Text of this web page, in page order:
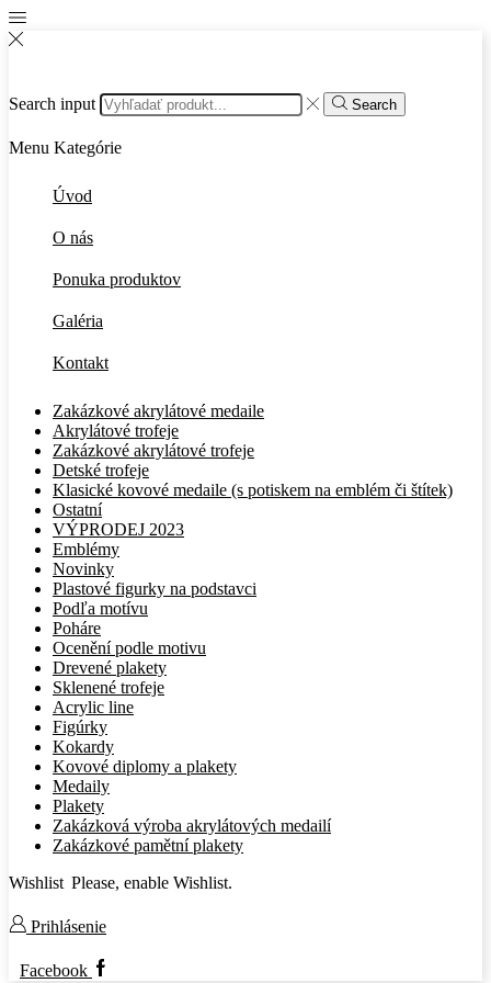
Search input Search
Menu Kategórie
Úvod
O nás
Ponuka produktov
Galéria
Kontakt
Zakázkové akrylátové medaile
Akrylátové trofeje
Zakázkové akrylátové trofeje
Detské trofeje
Klasické kovové medaile (s potiskem na emblém či štítek)
Ostatní
VÝPRODEJ 2023
Emblémy
Novinky
Plastové figurky na podstavci
Podľa motívu
Poháre
Ocenění podle motivu
Drevené plakety
Sklenené trofeje
Acrylic line
Figúrky
Kokardy
Kovové diplomy a plakety
Medaily
Plakety
Zakázková výroba akrylátových medailí
Zakázkové pamětní plakety
Wishlist Please, enable Wishlist.
Prihlásenie
Facebook